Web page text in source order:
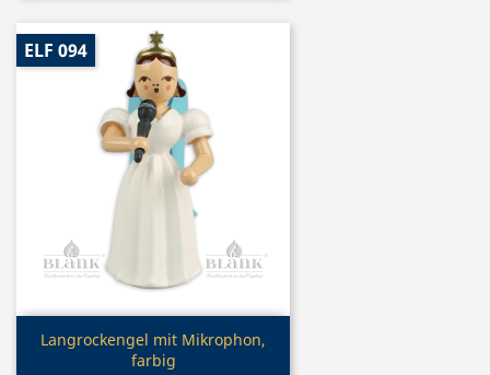
Vorschau
Langrockengel mit Mikrophon,
farbig
ELF 094